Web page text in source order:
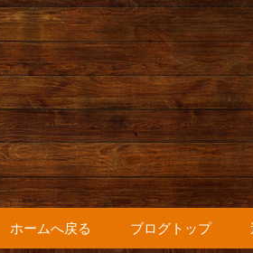
人形町の
知らせ
人形町の音楽カフェ『
コンテンツへ移動
ホームへ戻る ブログトップ